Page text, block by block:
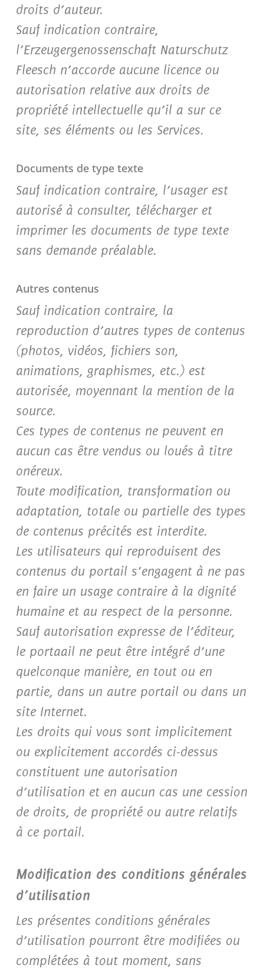
droits d’auteur.
Sauf indication contraire,
l’Erzeugergenossenschaft Naturschutz
Fleesch n’accorde aucune licence ou
autorisation relative aux droits de
propriété intellectuelle qu’il a sur ce
site, ses éléments ou les Services.
Documents de type texte
Sauf indication contraire, l’usager est
autorisé à consulter, télécharger et
imprimer les documents de type texte
sans demande préalable.
Autres contenus
Sauf indication contraire, la
reproduction d’autres types de contenus
(photos, vidéos, fichiers son,
animations, graphismes, etc.) est
autorisée, moyennant la mention de la
source.
Ces types de contenus ne peuvent en
aucun cas être vendus ou loués à titre
onéreux.
Toute modification, transformation ou
adaptation, totale ou partielle des types
de contenus précités est interdite.
Les utilisateurs qui reproduisent des
contenus du portail s’engagent à ne pas
en faire un usage contraire à la dignité
humaine et au respect de la personne.
Sauf autorisation expresse de l’éditeur,
le portaail ne peut être intégré d’une
quelconque manière, en tout ou en
partie, dans un autre portail ou dans un
site Internet.
Les droits qui vous sont implicitement
ou explicitement accordés ci-dessus
constituent une autorisation
d’utilisation et en aucun cas une cession
de droits, de propriété ou autre relatifs
à ce portail.
Modification des conditions générales
d’utilisation
Les présentes conditions générales
d’utilisation pourront être modifiées ou
complétées à tout moment, sans